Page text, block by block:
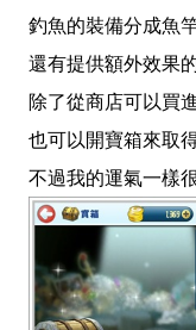
釣魚的裝備分成魚
還有提供額外效果
除了從商店可以買
也可以開寶箱來取
不過我的運氣一樣